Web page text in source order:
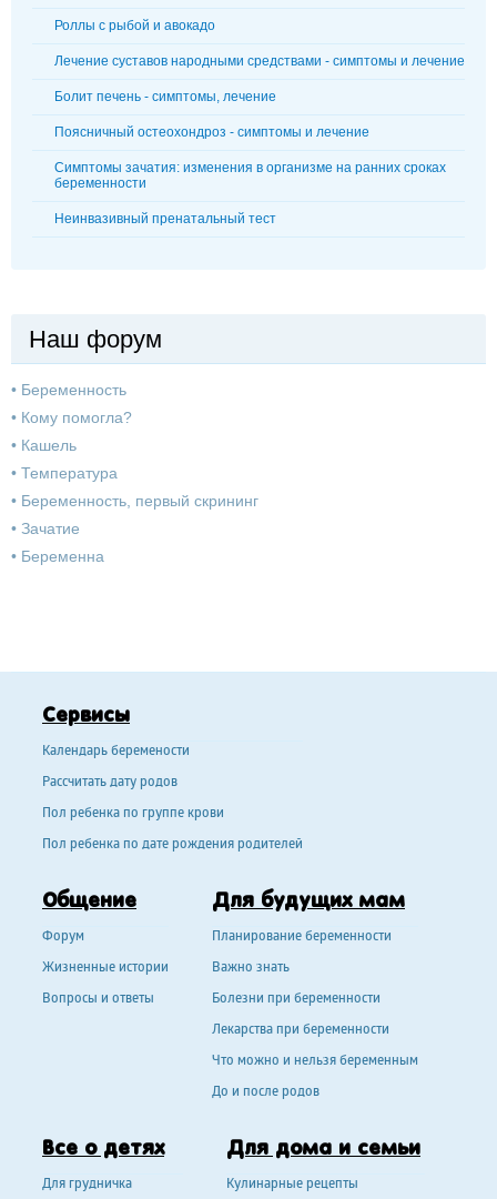
Роллы с рыбой и авокадо
Лечение суставов народными средствами - симптомы и лечение
Болит печень - симптомы, лечение
Поясничный остеохондроз - симптомы и лечение
Симптомы зачатия: изменения в организме на ранних сроках
беременности
Неинвазивный пренатальный тест
Наш форум
• Беременность
• Кому помогла?
• Кашель
• Температура
• Беременность, первый скрининг
• Зачатие
• Беременна
Сервисы
Календарь беремености
Рассчитать дату родов
Пол ребенка по группе крови
Пол ребенка по дате рождения родителей
Общение
Форум
Жизненные истории
Вопросы и ответы
Для будущих мам
Планирование беременности
Важно знать
Болезни при беременности
Лекарства при беременности
Что можно и нельзя беременным
До и после родов
Все о детях
Для грудничка
Для дома и семьи
Кулинарные рецепты